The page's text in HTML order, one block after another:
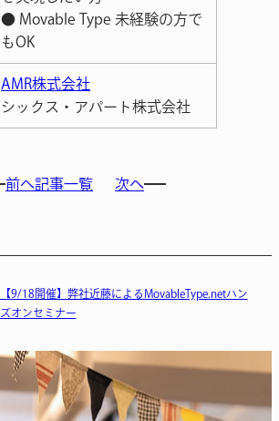
● Movable Type 未経験の方で
もOK
AMR株式会社
シックス・アパート株式会社
前へ記事一覧 次へ
【9/18開催】弊社近藤によるMovableType.netハン
ズオンセミナー